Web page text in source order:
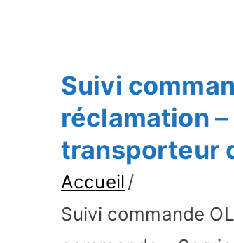
Suivre Colis
Suivi
réclamation
transporteur
Accueil
Suivi commande